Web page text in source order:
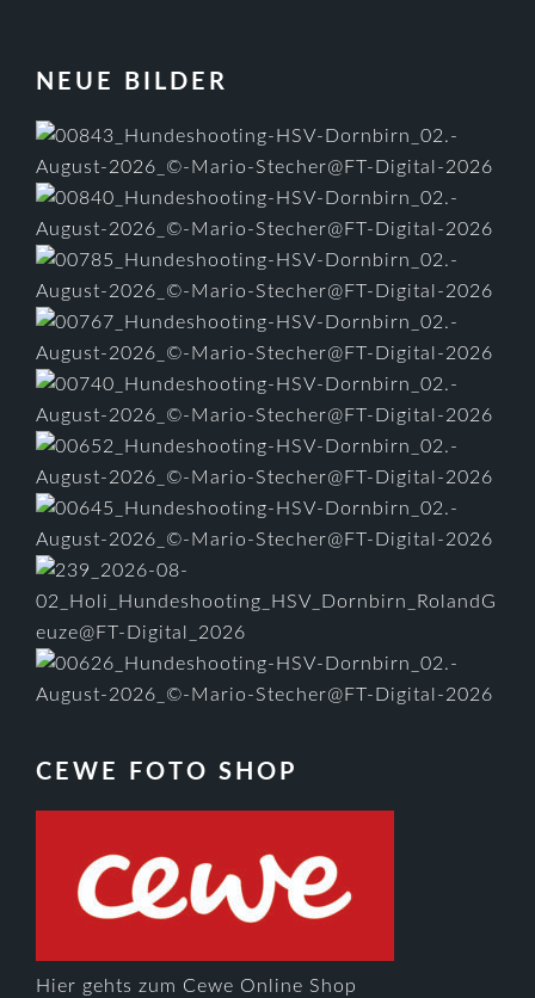
FOOTER
NEUE BILDER
CEWE FOTO SHOP
Hier gehts zum Cewe Online Shop